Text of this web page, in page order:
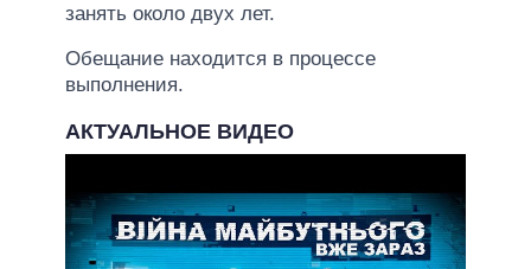
занять около двух лет.
Обещание находится в процессе
выполнения.
АКТУАЛЬНОЕ ВИДЕО